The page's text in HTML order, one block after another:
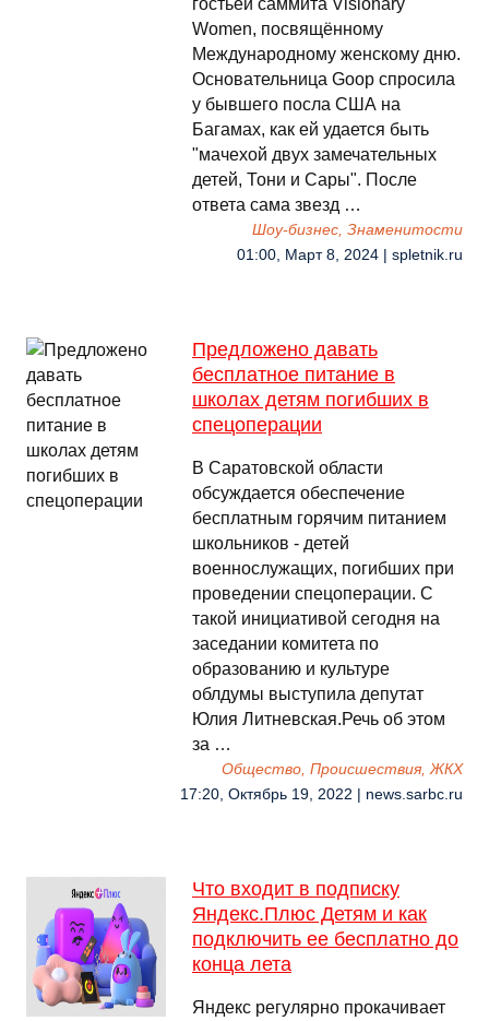
гостьей саммита Visionary
Women, посвящённому
Международному женскому дню.
Основательница Goop спросила
у бывшего посла США на
Багамах, как ей удается быть
"мачехой двух замечательных
детей, Тони и Сары". После
ответа сама звезд …
Шоу-бизнес, Знаменитости
01:00, Март 8, 2024 | spletnik.ru
Предложено давать
бесплатное питание в
школах детям погибших в
спецоперации
В Саратовской области
обсуждается обеспечение
бесплатным горячим питанием
школьников - детей
военнослужащих, погибших при
проведении спецоперации. С
такой инициативой сегодня на
заседании комитета по
образованию и культуре
облдумы выступила депутат
Юлия Литневская.Речь об этом
за …
Общество, Происшествия, ЖКХ
17:20, Октябрь 19, 2022 | news.sarbc.ru
Что входит в подписку
Яндекс.Плюс Детям и как
подключить ее бесплатно до
конца лета
Яндекс регулярно прокачивает